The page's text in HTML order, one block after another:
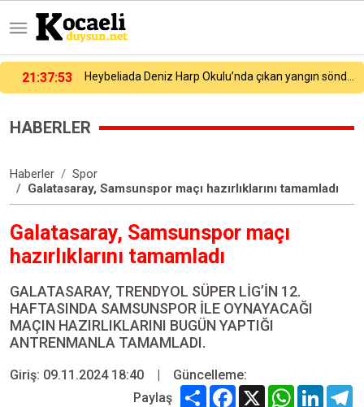
21:27:54 Galatasaray yeni sezon hazırlıklarına devam ediyor
HABERLER
Haberler
Spor
Galatasaray, Samsunspor maçı hazırlıklarını tamamladı
Galatasaray, Samsunspor maçı
hazırlıklarını tamamladı
GALATASARAY, TRENDYOL SÜPER LİG’İN 12.
HAFTASINDA SAMSUNSPOR İLE OYNAYACAĞI
MAÇIN HAZIRLIKLARINI BUGÜN YAPTIĞI
ANTRENMANLA TAMAMLADI.
Giriş: 09.11.2024 18:40 |
Güncelleme:
Paylaş
Share Facebook
X WhatsApp